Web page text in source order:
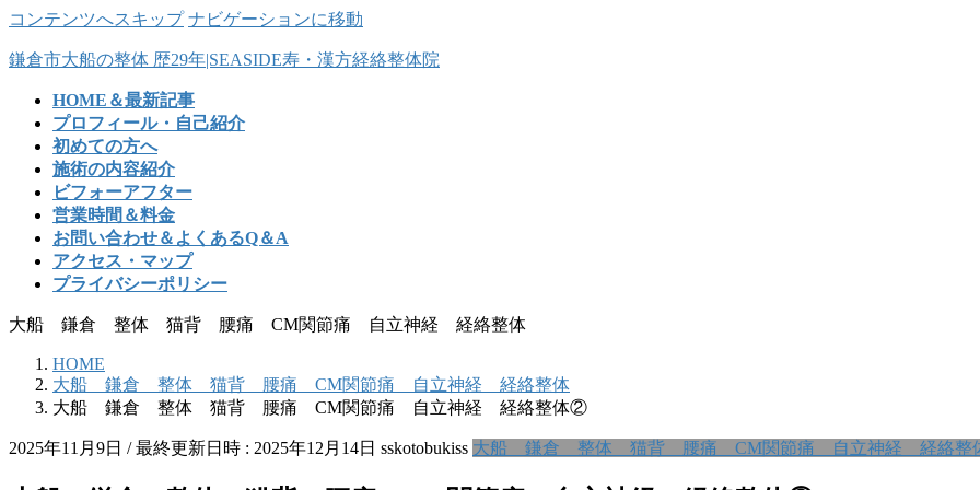
コンテンツへスキップ ナビゲーションに移動
鎌倉市大船の整体 歴29年|SEASIDE寿・漢方経絡整体院
HOME＆最新記事
プロフィール・自己紹介
初めての方へ
施術の内容紹介
ビフォーアフター
営業時間＆料金
お問い合わせ＆よくあるQ＆A
アクセス・マップ
プライバシーポリシー
大船 鎌倉 整体 猫背 腰痛 CM関節痛 自立神経 経絡整体
HOME
大船 鎌倉 整体 猫背 腰痛 CM関節痛 自立神経 経絡整体
大船 鎌倉 整体 猫背 腰痛 CM関節痛 自立神経 経絡整体②
2025年11月9日 / 最終更新日時 : 2025年12月14日 sskotobukiss 大船 鎌倉 整体 猫背 腰痛 CM関節痛 自立神経 経絡整